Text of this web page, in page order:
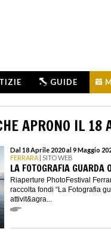
GUIDE
APRONO IL 18
Dal 18 Aprile 2020 al 9 Maggio
FERRARA | SITO WEB
LA FOTOGRAFIA GUARDA
Riaperture PhotoFestival
raccolta fondi “La Fotografia
attivit&agra...